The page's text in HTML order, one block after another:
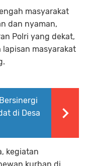
masyarakat
dan nyaman,
Polri yang dekat,
masyarakat
di Desa
kegiatan